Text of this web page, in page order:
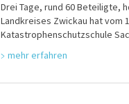
Drei Tage, rund 60 Beteiligte,
Landkreises Zwickau hat vom
Katastrophenschutzschule
mehr erfahren